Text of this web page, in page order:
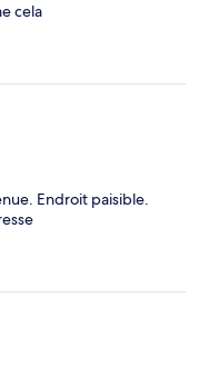
cela
Endroit paisible.